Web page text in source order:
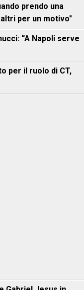
prendo una
per un motivo"
“A Napoli serve
per il ruolo di CT,